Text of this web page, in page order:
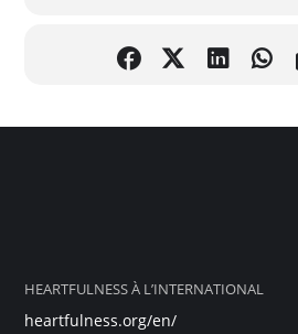
HEARTFULNESS À L’INTERNATIONAL
heartfulness.org/en/